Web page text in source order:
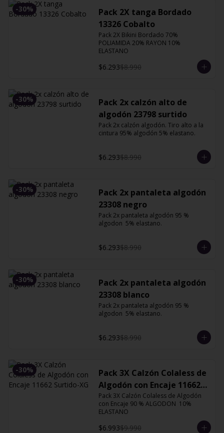
-30%
Pack 2X tanga Bordado
13326 Cobalto
Pack 2X Bikini Bordado 70%
POLIAMIDA 20% RAYON 10%
ELASTANO
$6.293$8.990
-30%
Pack 2x calzón alto de
algodón 23798 surtido
Pack 2x calzón algodón. Tiro alto a la
cintura 95% algodón 5% elastano.
$6.293$8.990
-30%
Pack 2x pantaleta algodón
23308 negro
Pack 2x pantaleta algodón 95 %
algodon  5% elastano.
$6.293$8.990
-30%
Pack 2x pantaleta algodón
23308 blanco
Pack 2x pantaleta algodón 95 %
algodon  5% elastano.
$6.293$8.990
-30%
Pack 3X Calzón Colaless de
Algodón con Encaje 11662
Surtido-XG
Pack 3X Calzón Colaless de Algodón
con Encaje 90 % ALGODON  10%
ELASTANO
$6.993$9.990